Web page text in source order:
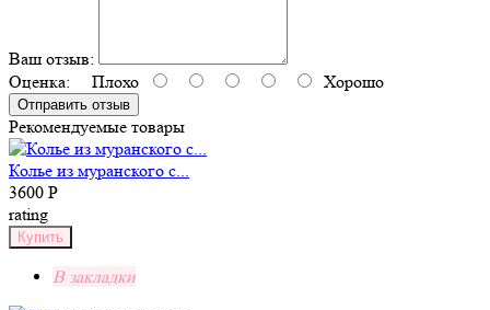
Ваш отзыв:
Оценка: Плохо Хорошо
Отправить отзыв
Рекомендуемые товары
Колье из муранского с...
3600 Р
rating
Купить
В закладки